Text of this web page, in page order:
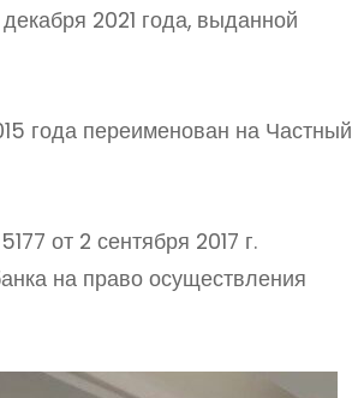
2021 года, выданной
года переименован на Частный
от 2 сентября 2017 г.
на право осуществления